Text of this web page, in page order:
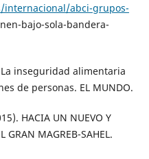
internacional/abci-grupos-
bajo-sola-bandera-
inseguridad alimentaria
de personas. EL MUNDO.
HACIA UN NUEVO Y
GRAN MAGREB-SAHEL.